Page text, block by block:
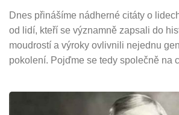
Dnes přinášíme nádherné citáty o
od lidí, kteří se významně zapsali do
moudrostí a výroky ovlivnili nejednu
pokolení. Pojďme se tedy společně na